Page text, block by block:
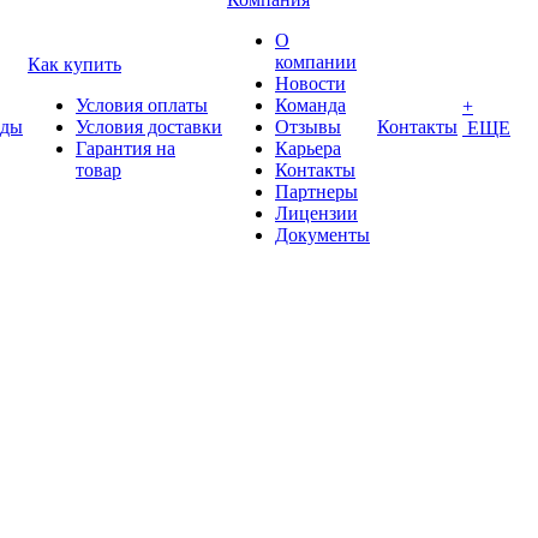
Как купить
Условия оплаты
Условия доставки
Гарантия на
товар
О
компании
Новости
Команда
Отзывы
Карьера
Контакты
Партнеры
Лицензии
Документы
Контакты
+
ЕЩЕ